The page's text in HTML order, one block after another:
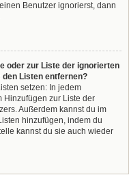
Benutzer ignorierst, dann
oder zur Liste der ignorierten
den Listen entfernen?
setzen: In jedem
Hinzufügen zur Liste der
Außerdem kannst du im
hinzufügen, indem du
kannst du sie auch wieder